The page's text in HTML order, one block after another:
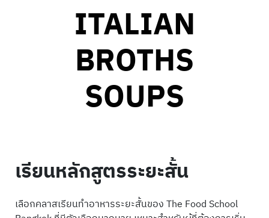
ITALIAN
BROTHS
SOUPS
เรียนหลักสูตรระยะสั้น
เลือกคลาสเรียนทำอาหารระยะสั้นของ The Food School